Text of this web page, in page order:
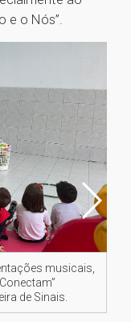
e o Nós”.
musicais,
de Sinais.